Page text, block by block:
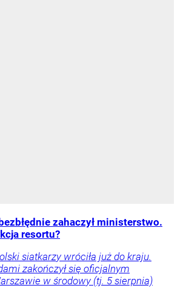
zahaczył ministerstwo.
resortu?
siatkarzy wróciła już do kraju.
zakończył się oficjalnym
w środowy (tj. 5 sierpnia)